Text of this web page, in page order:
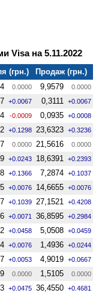
Visa на 5.11.2022
(грн.)
Продаж (грн.)
0.0000 9,9579 0.0000
+0.0067 0,3111 +0.0067
-0.0009 0,0935 +0.0008
+0.1298 23,6323 +0.3236
0.0000 21,5616 0.0000
+0.0243 18,6391 +0.2393
+0.1366 7,2874 +0.1037
+0.0076 14,6655 +0.0076
+0.1039 27,1521 +0.4208
+0.0071 36,8595 +0.2984
+0.0458 5,0508 +0.0459
+0.0076 1,4936 +0.0244
+0.0053 4,9019 +0.0667
0.0000 1,5105 0.0000
+0.0475 36,4550 +0.4681